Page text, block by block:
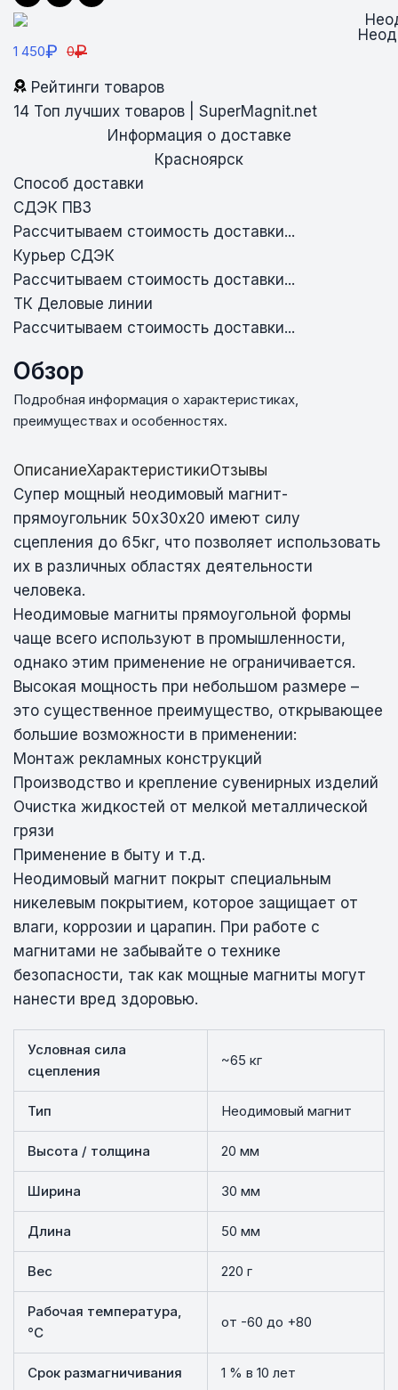
1 450₽ 0₽
Рейтинги товаров
14 Топ лучших товаров | SuperMagnit.net
Информация о доставке
Красноярск
Способ доставки
СДЭК ПВЗ
Рассчитываем стоимость доставки...
Курьер СДЭК
Рассчитываем стоимость доставки...
ТК Деловые линии
Рассчитываем стоимость доставки...
Обзор
Подробная информация о характеристиках,
преимуществах и особенностях.
ОписаниеХарактеристикиОтзывы
Супер мощный неодимовый магнит-
прямоугольник 50х30х20 имеют силу
сцепления до 65кг, что позволяет использовать
их в различных областях деятельности
человека.
Неодимовые магниты прямоугольной формы
чаще всего используют в промышленности,
однако этим применение не ограничивается.
Высокая мощность при небольшом размере –
это существенное преимущество, открывающее
большие возможности в применении:
Монтаж рекламных конструкций
Производство и крепление сувенирных изделий
Очистка жидкостей от мелкой металлической
грязи
Применение в быту и т.д.
Неодимовый магнит покрыт специальным
никелевым покрытием, которое защищает от
влаги, коррозии и царапин. При работе с
магнитами не забывайте о технике
безопасности, так как мощные магниты могут
нанести вред здоровью.
Условная сила
сцепления
~65 кг
Тип Неодимовый магнит
Высота / толщина 20 мм
Ширина 30 мм
Длина 50 мм
Вес 220 г
Рабочая температура,
°C
от -60 до +80
Срок размагничивания 1 % в 10 лет